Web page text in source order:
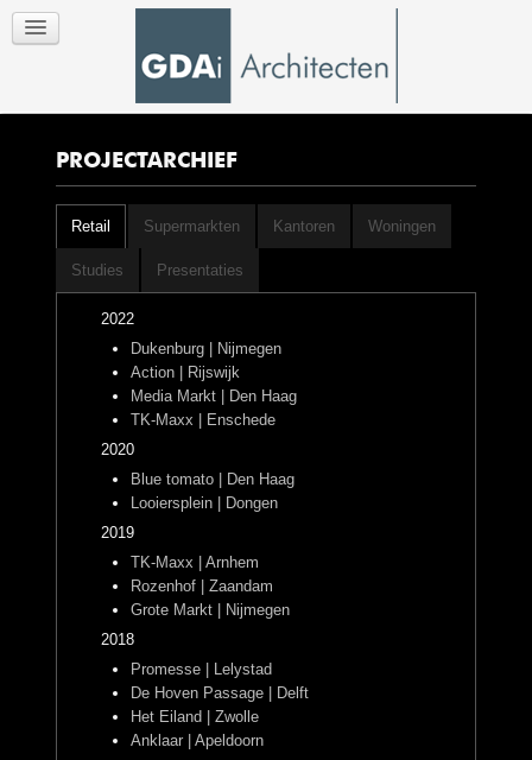
PROJECTARCHIEF
Retail Supermarkten Kantoren Woningen
Studies Presentaties
2022
Dukenburg | Nijmegen
Action | Rijswijk
Media Markt | Den Haag
TK-Maxx | Enschede
2020
Blue tomato | Den Haag
Looiersplein | Dongen
2019
TK-Maxx | Arnhem
Rozenhof | Zaandam
Grote Markt | Nijmegen
2018
Promesse | Lelystad
De Hoven Passage | Delft
Het Eiland | Zwolle
Anklaar | Apeldoorn